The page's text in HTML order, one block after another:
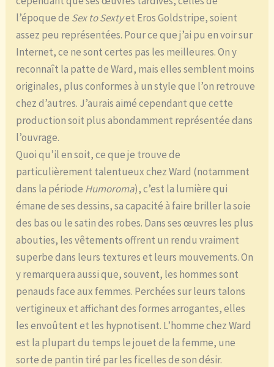
l’époque de Sex to Sextyet Eros Goldstripe, soient
assez peu représentées. Pour ce que j’ai pu en voir sur
Internet, ce ne sont certes pas les meilleures. On y
reconnaît la patte de Ward, mais elles semblent moins
originales, plus conformes à un style que l’on retrouve
chez d’autres. J’aurais aimé cependant que cette
production soit plus abondamment représentée dans
l’ouvrage.
Quoi qu’il en soit, ce que je trouve de
particulièrement talentueux chez Ward (notamment
dans la période Humoroma), c’est la lumière qui
émane de ses dessins, sa capacité à faire briller la soie
des bas ou le satin des robes. Dans ses œuvres les plus
abouties, les vêtements offrent un rendu vraiment
superbe dans leurs textures et leurs mouvements. On
y remarquera aussi que, souvent, les hommes sont
penauds face aux femmes. Perchées sur leurs talons
vertigineux et affichant des formes arrogantes, elles
les envoûtent et les hypnotisent. L’homme chez Ward
est la plupart du temps le jouet de la femme, une
sorte de pantin tiré par les ficelles de son désir.